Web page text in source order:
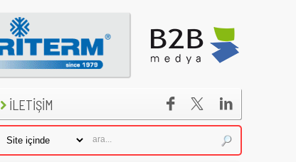
İLETİŞİM 
